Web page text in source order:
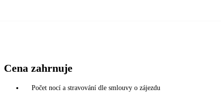
Cena zahrnuje
Počet nocí a stravování dle smlouvy o zájezdu